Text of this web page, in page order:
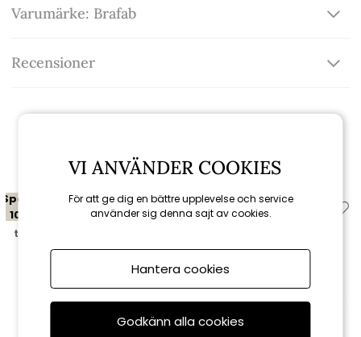
Varumärke: Brafab
Recensioner
Spara
10%
till 16/8
Spara
10%
VI ANVÄNDER COOKIES
För att ge dig en bättre upplevelse och service
använder sig denna sajt av cookies.
Hantera cookies
Godkänn alla cookies